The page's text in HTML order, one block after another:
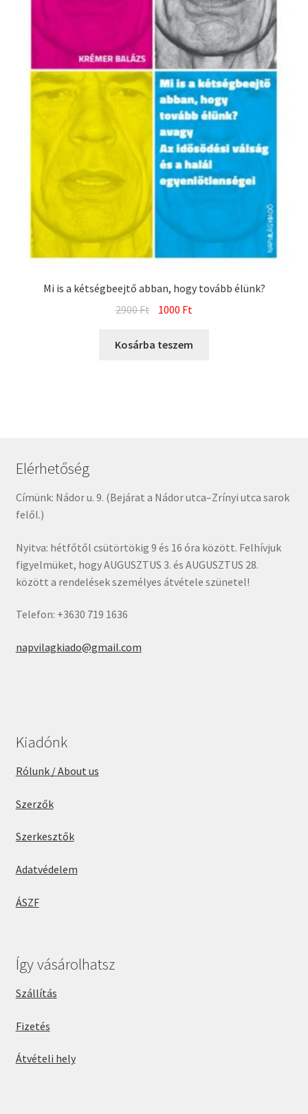
Mi is a kétségbeejtő abban, hogy tovább élünk?
2900Ft Original
was:
1000 Ft
is:
Kosárba teszem
Elérhetőség
Címünk: Nádor u. 9. (Bejárat a Nádor utca–Zrínyi utca sarok
felől.)
Nyitva: hétfőtől csütörtökig 9 és 16 óra között. Felhívjuk
figyelmüket, hogy AUGUSZTUS 3. és AUGUSZTUS 28.
között a rendelések személyes átvétele szünetel!
Telefon: +3630 719 1636
napvilagkiado@gmail.com
Kiadónk
Rólunk / About us
Szerzők
Szerkesztők
Adatvédelem
ÁSZF
Így vásárolhatsz
Szállítás
Fizetés
Átvételi hely